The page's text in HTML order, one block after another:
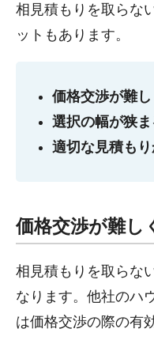
相見積もりを取らな
ットもあります。
価格交渉が難
選択の幅が狭ま
適切な見積も
価格交渉が難し
相見積もりを取らな
なります。他社のハ
は価格交渉の際の有